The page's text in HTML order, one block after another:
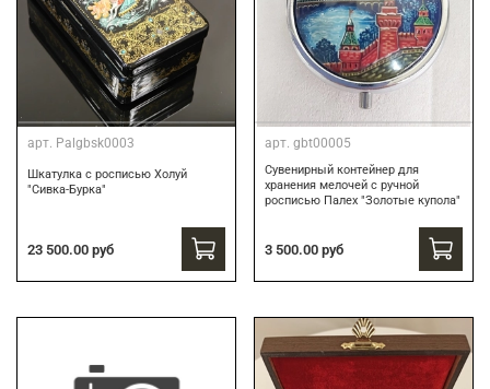
арт. Palgbsk0003
Шкатулка с росписью Холуй
"Сивка-Бурка"
23 500.00 руб
арт. gbt00005
Сувенирный контейнер для
хранения мелочей с ручной
росписью Палех "Золотые купола"
3 500.00 руб